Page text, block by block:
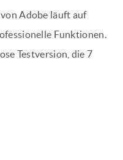
Adobe läuft auf
Funktionen.
Testversion, die 7